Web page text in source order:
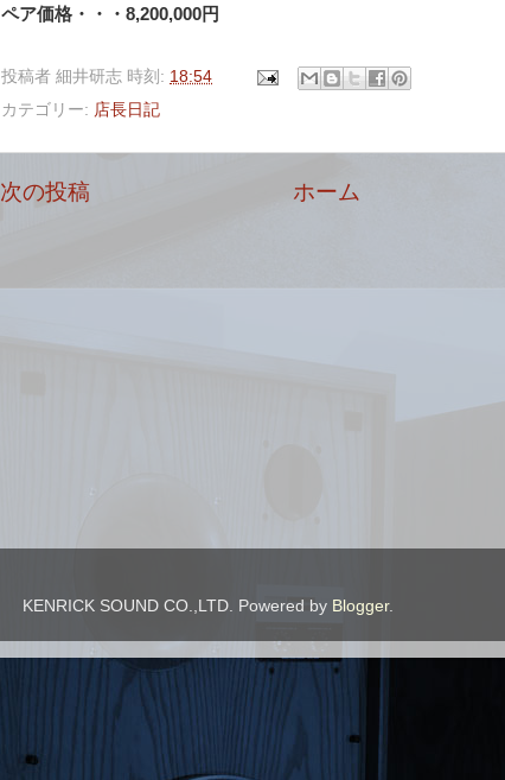
ペア価格・・・8,200,000円
投稿者 細井研志 時刻: 18:54
カテゴリー: 店長日記
次の投稿 ホーム
KENRICK SOUND CO.,LTD. Powered by Blogger.